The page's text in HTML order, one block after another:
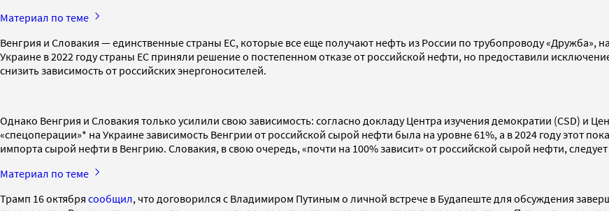
Материал по теме
Венгрия и Словакия — единственные страны ЕС, которые все еще получают нефть из России по трубопроводу «Дружба»,
Украине в 2022 году страны ЕС приняли решение о постепенном отказе от российской нефти, но предоставили
снизить зависимость от российских энергоносителей.
Однако Венгрия и Словакия только усилили свою зависимость: согласно докладу Центра изучения демократии (CSD) и
«спецоперации»* на Украине зависимость Венгрии от российской сырой нефти была на уровне 61%, а в 2024 году этот
импорта сырой нефти в Венгрию. Словакия, в свою очередь, «почти на 100% зависит» от российской сырой нефти,
Материал по теме
Трамп 16 октября сообщил, что договорился с Владимиром Путиным о личной встрече в Будапеште для обсуждения